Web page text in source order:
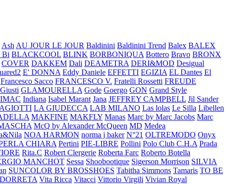
Ash AU JOUR LE JOUR Baldinini Baldinini Trend Balex BALEX
Bi BLACKCOOL BLINK BORBONIQUA Bottero Bravo BRONX
COVER DAKKEM Dali DEAMETRA DERI&MOD Desigual
E' DONNA Eddy Daniele EFFETTI EGIZIA EL Dantes El
Francesco Sacco FRANCESCO V. Fratelli Rossetti FREUDE
GLAMOURELLA Gode Goergo GON Grand Style
IMAC Indiana Isabel Marant Jana JEFFREY CAMPBELL Jil Sander
LA GIUDECCA LAB MILANO Las lolas Le Silla Libellen
MAKFINE MAKFLY Manas Marc by Marc Jacobs Marc
McQ by Alexander McQueen MD Medea
NOA HARMON norma j baker N°21 OLTREMODO Onyx
CHIARA Pertini PIE-LIBRE Pollini Polo Club C.H.A Prada
Rita.C Robert Clergerie Roberta Farc Roberto Botella
MANCHOT Sessa Shoobootique Sigerson Morrison SILVIA
SUNCOLOR BY BROSSHOES Tabitha Simmons Tamaris TO BE
Vita Ricca Vitacci Vittorio Virgili Vivian Royal